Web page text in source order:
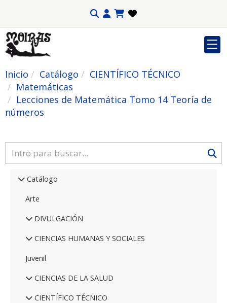
Inicio Catálogo
CIENTÍFICO TÉCNICO
Matemáticas
Lecciones de Matemática Тomo 14 Teoría de
números
Catálogo
Arte
DIVULGACIÓN
CIENCIAS HUMANAS Y SOCIALES
Juvenil
CIENCIAS DE LA SALUD
CIENTÍFICO TÉCNICO